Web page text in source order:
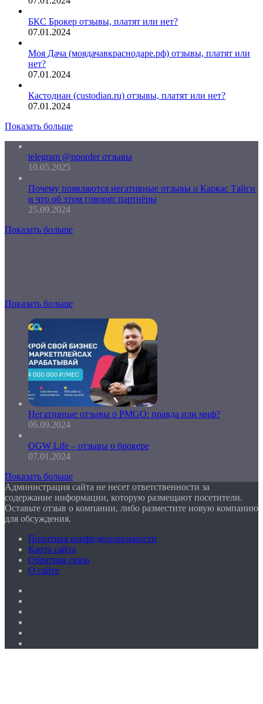
БКС Брокер отзывы, платят или нет?
07.01.2024
Моя Дача (моядачавкраснодаре.рф) отзывы, платят или
нет?
07.01.2024
Кастодиан (custodian.ru) отзывы, платят или нет?
07.01.2024
Показать больше
telegram @pporder отзывы
10.05.2025
Почему появляются негативные отзывы о Каркас Тайги
и что об этом говорят партнёры
25.09.2024
Показать больше
Показать больше
Негативные отзывы о PMGO: правда или миф?
06.09.2024
OGW Life – отзывы о брокере
07.01.2024
Показать больше
Администрация сайта не несет ответственности за
содержание информации, которую размещают посетители.
Оставьте отзыв о компании, либо разместите новую компанию
для обсуждения.
Политика конфиденциальности
Карта сайта
Обратная связь
О сайте